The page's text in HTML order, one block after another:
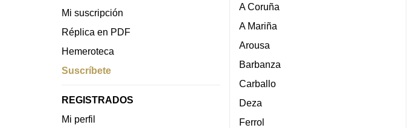
Mi suscripción
Réplica en PDF
Hemeroteca
Suscríbete
REGISTRADOS
Mi perfil
A Coruña
A Mariña
Arousa
Barbanza
Carballo
Deza
Ferrol